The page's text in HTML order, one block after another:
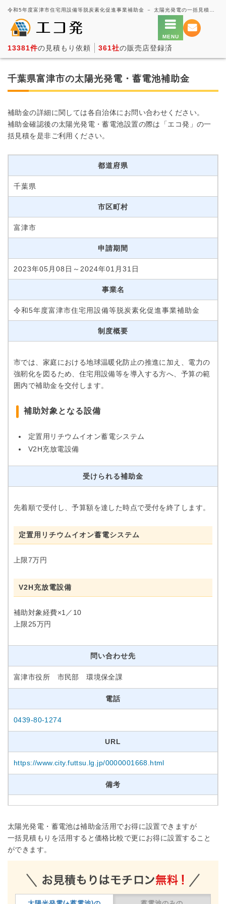
13381件の見積もり依頼 361社の販売店登録済
千葉県富津市の太陽光発電・蓄電池補助金
補助金の詳細に関しては各自治体にお問い合わせください。
補助金確認後の太陽光発電・蓄電池設置の際は「エコ発」の一
括見積を是非ご利用ください。
都道府県
千葉県
市区町村
富津市
申請期間
2023年05月08日～2024年01月31日
事業名
令和5年度富津市住宅用設備等脱炭素化促進事業補助金
制度概要
市では、家庭における地球温暖化防止の推進に加え、電力の
強靭化を図るため、住宅用設備等を導入する方へ、予算の範
囲内で補助金を交付します。
補助対象となる設備
定置用リチウムイオン蓄電システム
V2H充放電設備
受けられる補助金
先着順で受付し、予算額を達した時点で受付を終了します。
定置用リチウムイオン蓄電システム
上限7万円
V2H充放電設備
補助対象経費×1／10
上限25万円
問い合わせ先
富津市役所 市民部 環境保全課
電話
0439-80-1274
URL
https://www.city.futtsu.lg.jp/0000001668.html
備考
太陽光発電・蓄電池は補助金活用でお得に設置できますが
一括見積もりを活用すると価格比較で更にお得に設置すること
ができます。